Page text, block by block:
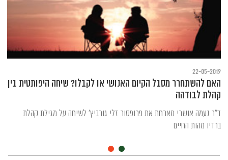
22-05-2019
האם להשתחרר מסבל הקיום האנושי או לקבלו? שיחה היפותטית בין
קהלת לבודהה
ד"ר נעמה אושרי מארחת את פרופסור זלי גורביץ' לשיחה על מגילת קהלת
ברדיו מהות החיים